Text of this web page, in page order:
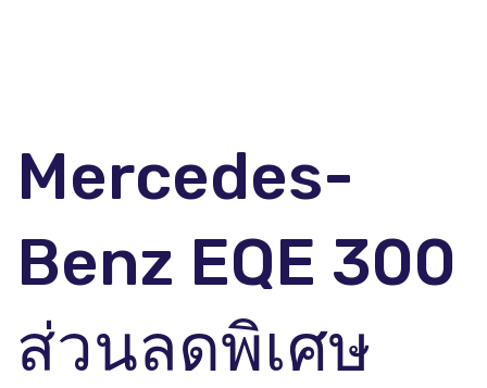
Mercedes-
Benz EQE 300
ส่วนลดพิเศษ